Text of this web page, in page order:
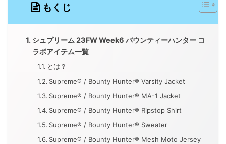
もくじ
シュプリーム 23FW Week6 バウンティーハンター コ
ラボアイテム一覧
とは？
Supreme® / Bounty Hunter® Varsity Jacket
Supreme® / Bounty Hunter® MA-1 Jacket
Supreme® / Bounty Hunter® Ripstop Shirt
Supreme® / Bounty Hunter® Sweater
Supreme® / Bounty Hunter® Mesh Moto Jersey